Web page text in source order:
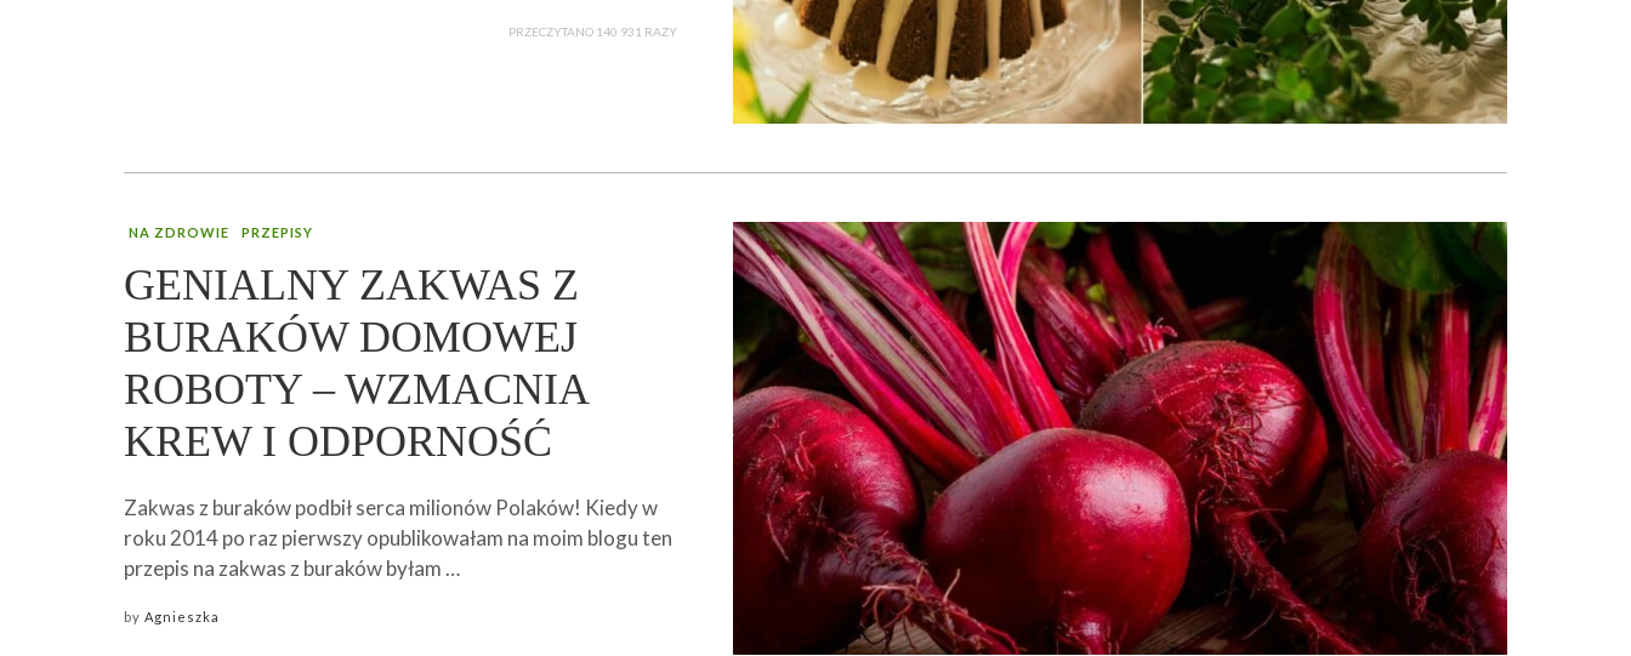
PRZECZYTANO 140 931 RAZY
NA ZDROWIE PRZEPISY
GENIALNY ZAKWAS Z
BURAKÓW DOMOWEJ
ROBOTY – WZMACNIA
KREW I ODPORNOŚĆ
Zakwas z buraków podbił serca milionów Polaków! Kiedy w
roku 2014 po raz pierwszy opublikowałam na moim blogu ten
przepis na zakwas z buraków byłam …
by Agnieszka